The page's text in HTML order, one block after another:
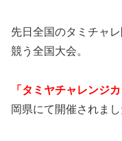
先日全国のタミチャ
競う全国大会。
「 タミヤチャレンジ
岡県にて開催されまし